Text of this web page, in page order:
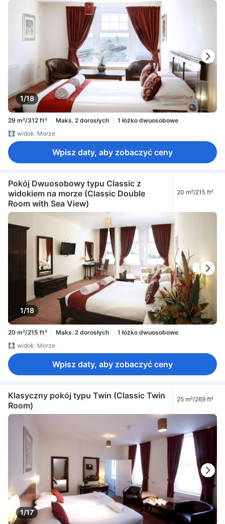
1/18
29 m²/312 ft² Maks. 2 dorosłych
1 łóżko dwuosobowe
widok: Morze
Wpisz daty, aby zobaczyć ceny
Pokój Dwuosobowy typu Classic z
widokiem na morze (Classic Double
Room with Sea View)
20 m²/215 ft²
1/18
20 m²/215 ft² Maks. 2 dorosłych
1 łóżko dwuosobowe
widok: Morze
Wpisz daty, aby zobaczyć ceny
Klasyczny pokój typu Twin (Classic Twin
Room)
25 m²/269 ft²
1/17